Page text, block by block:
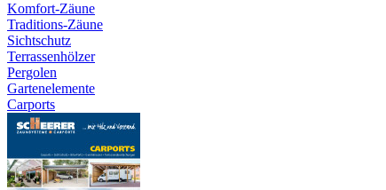
Komfort-Zäune
Traditions-Zäune
Sichtschutz
Terrassenhölzer
Pergolen
Gartenelemente
Carports